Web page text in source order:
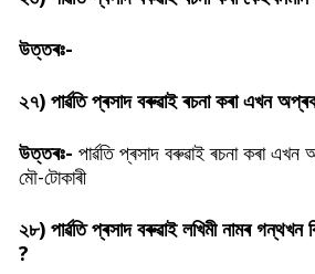
উত্তৰঃ-
২৭) পাৰ্ৱতি প্ৰসাদ বৰুৱাই ৰচনা কৰা এখন
উত্তৰঃ- পাৰ্ৱতি প্ৰসাদ বৰুৱাই ৰচনা কৰা
মৌ-টোকাৰী
২৮) পাৰ্ৱতি প্ৰসাদ বৰুৱাই লখিমী নামৰ গন্থখন
?